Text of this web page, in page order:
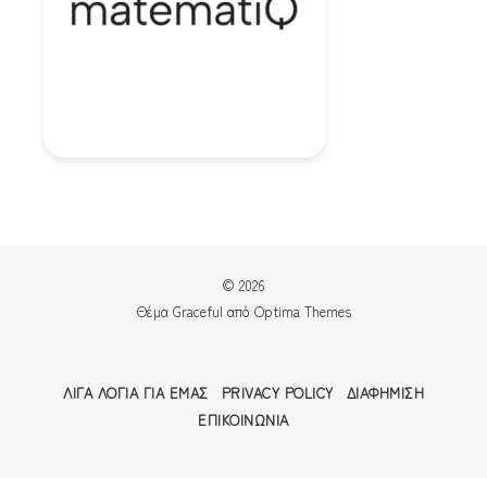
© 2026
Θέμα Graceful από Optima Themes
ΛΊΓΑ ΛΌΓΙΑ ΓΙΑ ΕΜΆΣ PRIVACY POLICY
ΔΙΑΦΉΜΙΣΗ
ΕΠΙΚΟΙΝΩΝΊΑ